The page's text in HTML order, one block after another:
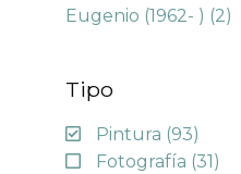
Eugenio (1962- ) (2)
Tipo
Pintura (93)
Fotografía (31)